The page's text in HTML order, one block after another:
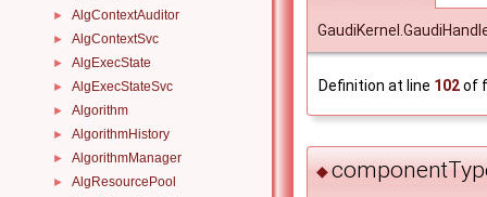
► AlgContextAuditor
► AlgContextSvc
► AlgExecState
► AlgExecStateSvc
► Algorithm
► AlgorithmHistory
► AlgorithmManager
► AlgResourcePool
Definition at line 102of
◆